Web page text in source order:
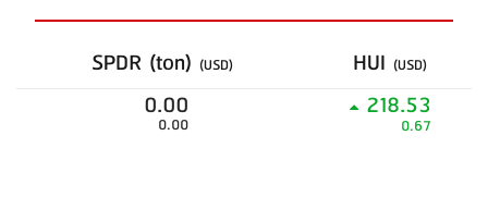
SPDR (ton) (USD) HUI (USD)
0.00
0.00
218.53
0.67